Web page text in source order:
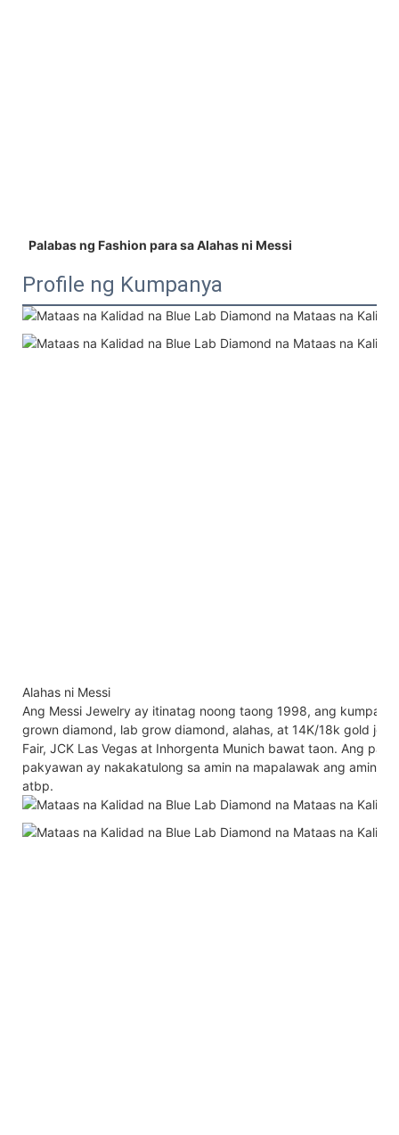
Palabas ng Fashion para sa Alahas ni Messi
Profile ng Kumpanya
Alahas ni Messi
Ang Messi Jewelry ay itinatag noong taong 1998, ang
grown diamond, lab grow diamond, alahas, at 14K/18k gold
Fair, JCK Las Vegas at Inhorgenta Munich bawat taon. Ang
pakyawan ay nakakatulong sa amin na mapalawak ang aming
atbp.